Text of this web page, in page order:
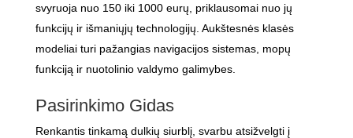
svyruoja nuo 150 iki 1000 eurų, priklausomai nuo jų
funkcijų ir išmaniųjų technologijų. Aukštesnės klasės
modeliai turi pažangias navigacijos sistemas, mopų
funkciją ir nuotolinio valdymo galimybes.
Pasirinkimo Gidas
Renkantis tinkamą dulkių siurblį, svarbu atsižvelgti į